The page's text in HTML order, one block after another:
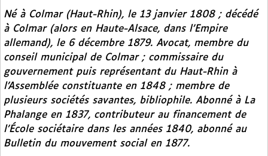
Né à Colmar (Haut-Rhin), le 13 janvier 1808 ; décédé
à Colmar (alors en Haute-Alsace, dans l’Empire
allemand), le 6 décembre 1879. Avocat, membre du
conseil municipal de Colmar ; commissaire du
gouvernement puis représentant du Haut-Rhin à
l’Assemblée constituante en 1848 ; membre de
plusieurs sociétés savantes, bibliophile. Abonné à La
Phalange en 1837, contributeur au financement de
l’École sociétaire dans les années 1840, abonné au
Bulletin du mouvement socialen 1877.